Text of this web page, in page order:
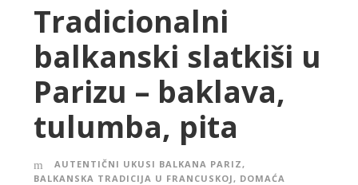
Tradicionalni
balkanski slatkiši u
Parizu – baklava,
tulumba, pita
AUTENTIČNI UKUSI BALKANA PARIZ,
BALKANSKA TRADICIJA U FRANCUSKOJ, DOMAĆA